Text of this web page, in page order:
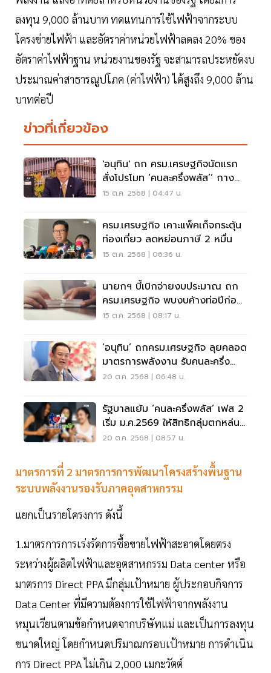
ลงทุน 9,000 ล้านบาท ทดแทนการใช้ไฟฟ้าจากระบบ
โครงข่ายไฟฟ้า และอัตราค่าหน่วยไฟฟ้าลดลง 20% ของ
อัตราค่าไฟฟ้าฐาน หน่วยงานของรัฐ จะสามารถประหยัดงบ
ประมาณค่าสาธารณูปโภค (ค่าไฟฟ้า) ได้สูงถึง 9,000 ล้าน
บาทต่อปี
ข่าวที่เกี่ยวข้อง
'อนุทิน' ถก ครม.เศรษฐกิจนัดแรก
สั่งโปรโมท ‘คนละครึ่งพลัส’’ กาง
แผนด่วน 4 เดือน
15 ต.ค. 2568 | 04:47 น.
ครม.เศรษฐกิจ เคาะแพ็คเก็จกระตุ้น
ท่องเที่ยว ลดหย่อนภาษี 2 หมื่น
15 ต.ค. 2568 | 06:36 น.
นายกฯ บี้เบิกจ่ายงบประมาณ ถก
ครม.เศรษฐกิจ พบงบค้างท่อปีก่อน
3 แสนล้าน
15 ต.ค. 2568 | 08:17 น.
‘อนุทิน’ ถกครม.เศรษฐกิจ ลุยคลอด
มาตรการพลังงาน รับคนละครึ่ง
พลัส เรียบร้อยดี
20 ต.ค. 2568 | 06:48 น.
รัฐบาลแย้ม ‘คนละครึ่งพลัส’ เฟส 2
เริ่ม ม.ค.2569 ให้สิทธิกลุ่มตกหล่น
ก่อน
20 ต.ค. 2568 | 08:57 น.
มาตรการที่ 2 มาตรการการพัฒนาโครงสร้างพื้นฐาน
ระบบพลังงานรองรับภาคอุตสาหกรรม
แยกเป็นรายโครงการ ดังนี้
1.มาตรการการเร่งรัดการซื้อขายไฟฟ้าสะอาดโดยตรง
ระหว่างผู้ผลิตไฟฟ้าและอุตสาหกรรม Data center หรือ
มาตรการ Direct PPA มีกลุ่มเป้าหมาย ผู้ประกอบกิจการ
Data Center ที่มีความต้องการใช้ไฟฟ้าจากพลังงาน
หมุนเวียนตามข้อกำหนดจากบริษัทแม่ และเป็นการลงทุน
ขนาดใหญ่ โดยกำหนดปริมาณกรอบเป้าหมาย การดำเนิน
การ Direct PPA ไม่เกิน 2,000 เมกะวัตต์